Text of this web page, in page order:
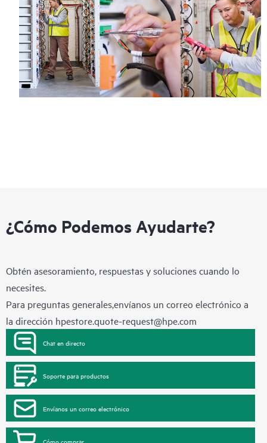
¿Cómo Podemos Ayudarte?
Obtén asesoramiento, respuestas y soluciones cuando lo
necesites.
Para preguntas generales,envíanos un correo electrónico a
la dirección hpestore.quote-request@hpe.com
Chat en directo
Soporte para productos
Envíanos un correo electrónico